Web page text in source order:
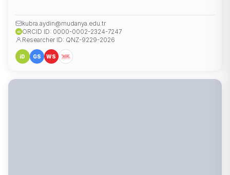
kubra.aydin@mudanya.edu.tr
iD ORCID ID: 0000-0002-2324-7247
Researcher ID: QNZ-9229-2026
iD GS WS